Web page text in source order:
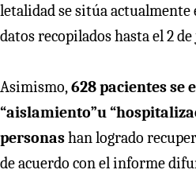
letalidad se sitúa actualmente
datos recopilados hasta el 2
Asimismo,628 pacientes se
“aislamiento”u
personashan logrado
de acuerdo con el informe